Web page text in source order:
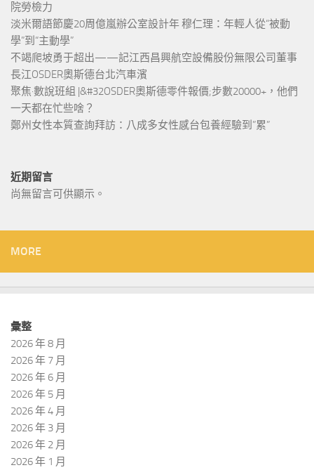
院勞檢力
淡米爾語節慶20周億嵐辦公室設計年 穆仁理：年輕人從“被動
學”到“主動學”
不竭爬坡勇于超出——記江西昌興航空設備股份無限公司董事
長江OSDER奧斯德台北汽車濱
聚焦·數說班組 |&#32OSDER奧斯德零件報價;步數20000+，他們
一天都在忙些啥？
鄭州女性本質查詢拜訪：八成多女性感台包養經驗到”累”
近期留言
尚無留言可供顯示。
MORE
彙整
2026 年 8 月
2026 年 7 月
2026 年 6 月
2026 年 5 月
2026 年 4 月
2026 年 3 月
2026 年 2 月
2026 年 1 月